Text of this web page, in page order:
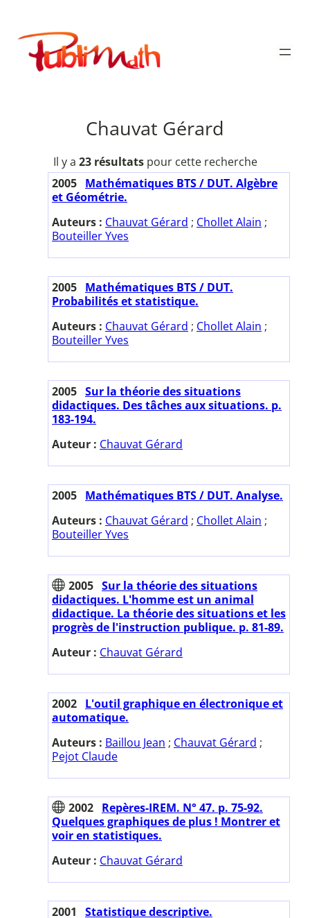
contenu
Publimath
Chauvat Gérard
Il y a 23 résultatspour cette recherche
2005 Mathématiques BTS / DUT. Algèbre
et Géométrie.
Auteurs : Chauvat Gérard ; Chollet Alain ;
Bouteiller Yves
2005 Mathématiques BTS / DUT.
Probabilités et statistique.
Auteurs : Chauvat Gérard ; Chollet Alain ;
Bouteiller Yves
2005 Sur la théorie des situations
didactiques. Des tâches aux situations. p.
183-194.
Auteur : Chauvat Gérard
2005 Mathématiques BTS / DUT. Analyse.
Auteurs : Chauvat Gérard ; Chollet Alain ;
Bouteiller Yves
2005 Sur la théorie des situations
didactiques. L'homme est un animal
didactique. La théorie des situations et les
progrès de l'instruction publique. p. 81-89.
Auteur : Chauvat Gérard
2002 L'outil graphique en électronique et
automatique.
Auteurs : Baillou Jean ; Chauvat Gérard ;
Pejot Claude
2002 Repères-IREM. N° 47. p. 75-92.
Quelques graphiques de plus ! Montrer et
voir en statistiques.
Auteur : Chauvat Gérard
2001
Statistique descriptive.